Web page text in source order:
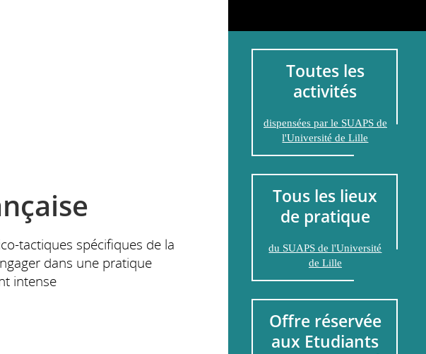
tactiques spécifiques de la
dans une pratique
intense
Toutes les
activités
dispensées par le SUAPS de
l'Université de Lille
Tous les lieux
de pratique
du SUAPS de l'Université
de Lille
Offre réservée
aux Etudiants